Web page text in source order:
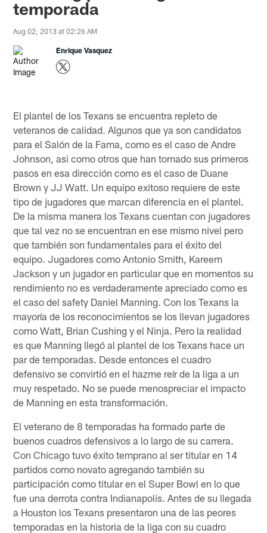
temporada
Aug 02, 2013 at 02:26 AM
Enrique Vasquez
El plantel de los Texans se encuentra repleto de
veteranos de calidad. Algunos que ya son candidatos
para el Salón de la Fama, como es el caso de Andre
Johnson, asi como otros que han tomado sus primeros
pasos en esa dirección como es el caso de Duane
Brown y JJ Watt. Un equipo exitoso requiere de este
tipo de jugadores que marcan diferencia en el plantel.
De la misma manera los Texans cuentan con jugadores
que tal vez no se encuentran en ese mismo nivel pero
que también son fundamentales para el éxito del
equipo. Jugadores como Antonio Smith, Kareem
Jackson y un jugador en particular que en momentos su
rendimiento no es verdaderamente apreciado como es
el caso del safety Daniel Manning. Con los Texans la
mayoría de los reconocimientos se los llevan jugadores
como Watt, Brian Cushing y el Ninja. Pero la realidad
es que Manning llegó al plantel de los Texans hace un
par de temporadas. Desde entonces el cuadro
defensivo se convirtió en el hazme reír de la liga a un
muy respetado. No se puede menospreciar el impacto
de Manning en esta transformación.
El veterano de 8 temporadas ha formado parte de
buenos cuadros defensivos a lo largo de su carrera.
Con Chicago tuvo éxito temprano al ser titular en 14
partidos como novato agregando también su
participación como titular en el Super Bowl en lo que
fue una derrota contra Indianapolis. Antes de su llegada
a Houston los Texans presentaron una de las peores
temporadas en la historia de la liga con su cuadro